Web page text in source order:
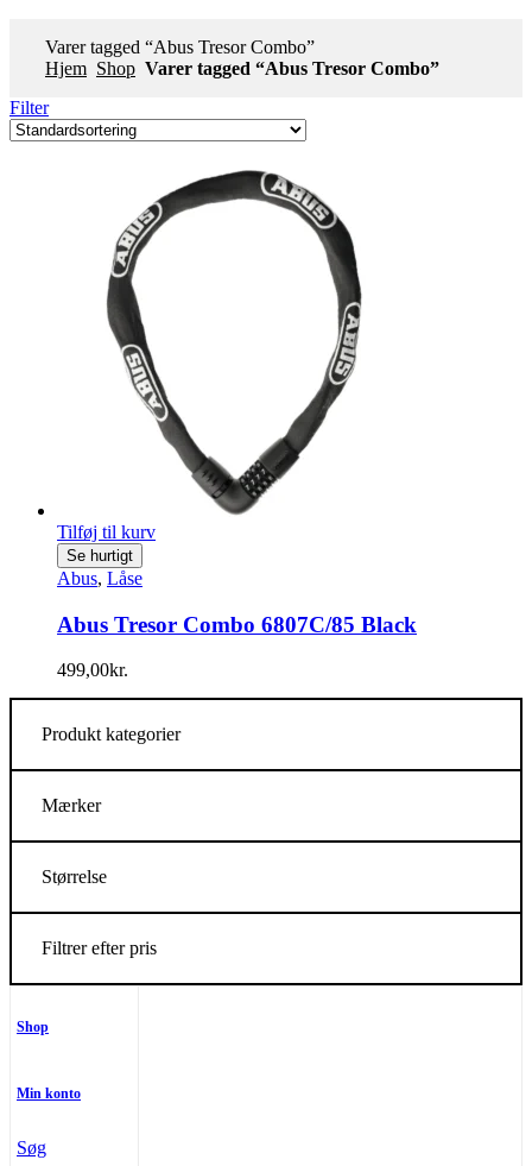
Varer tagged “Abus Tresor Combo”
Hjem Shop Varer tagged “Abus Tresor Combo”
Filter
Tilføj til kurv
Se hurtigt
Abus, Låse
Abus Tresor Combo 6807C/85 Black
499,00kr.
Produkt kategorier
Mærker
Størrelse
Filtrer efter pris
Shop
Min konto
Søg